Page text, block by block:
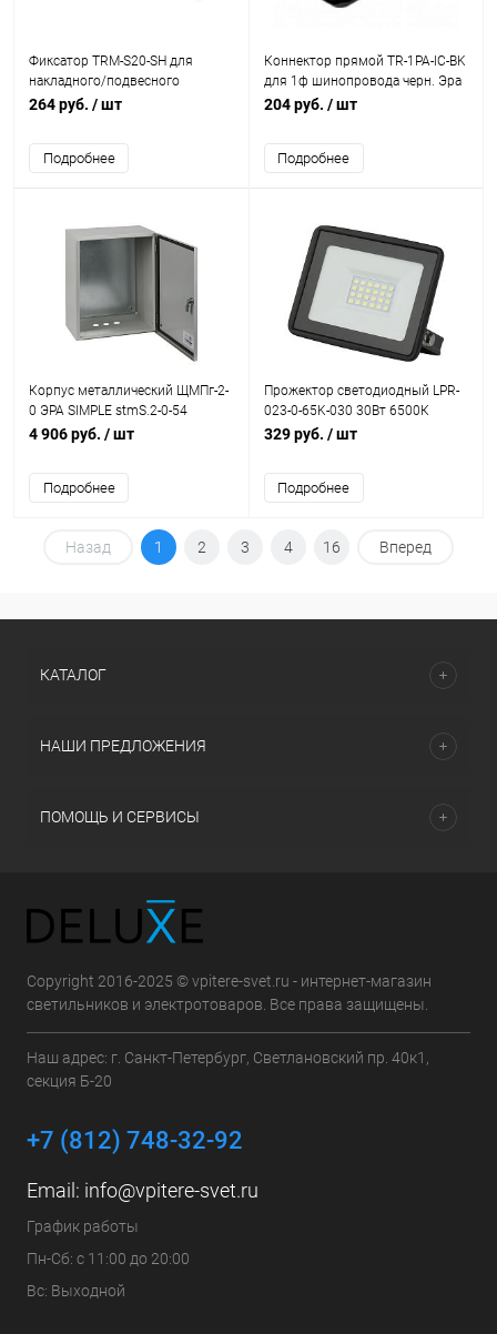
Фиксатор TRM-S20-SH для
накладного/подвесного
магнитн. шинопровода TRM-S20
264 руб. / шт
Подробнее
Коннектор прямой TR-1PA-IC-BK
для 1ф шинопровода черн. Эра
Б0054464
204 руб. / шт
Подробнее
Корпус металлический ЩМПг-2-
0 ЭРА SIMPLE stmS.2-0-54
(500х400х220мм) IP54 У2 ЭРА
4 906 руб. / шт
Подробнее
Прожектор светодиодный LPR-
023-0-65K-030 30Вт 6500К
2400лм IP65 уличный Эра
329 руб. / шт
Подробнее
Назад 1 2 3 4 16 Вперед
КАТАЛОГ
НАШИ ПРЕДЛОЖЕНИЯ
ПОМОЩЬ И СЕРВИСЫ
Copyright 2016-2025 © vpitere-svet.ru - интернет-магазин
светильников и электротоваров. Все права защищены.
Наш адрес: г. Санкт-Петербург, Светлановский пр. 40к1,
секция Б-20
+7 (812) 748-32-92
Email: info@vpitere-svet.ru
График работы
Пн-Сб: с 11:00 до 20:00
Вс: Выходной